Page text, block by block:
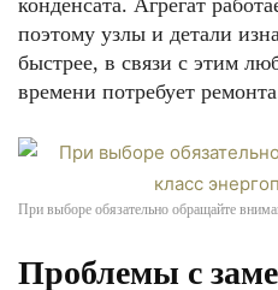
конденсата. Агрегат
поэтому узлы и детали
быстрее, в связи с этим
времени потребует
При выборе обязательно обращайте
Проблемы с